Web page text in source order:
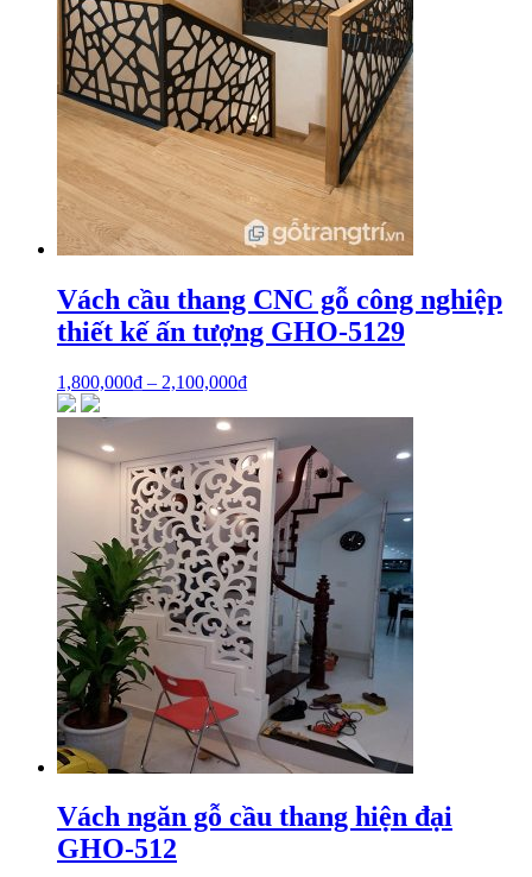
Vách cầu thang CNC gỗ công nghiệp
thiết kế ấn tượng GHO-5129
1,800,000₫ – 2,100,000₫
Vách ngăn gỗ cầu thang hiện đại
GHO-512